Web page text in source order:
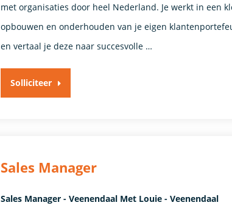
met organisaties door heel Nederland. Je werkt in een
opbouwen en onderhouden van je eigen
en vertaal je deze naar succesvolle …
Solliciteer
Sales Manager
Sales Manager - Veenendaal Met Louie - Veenendaal